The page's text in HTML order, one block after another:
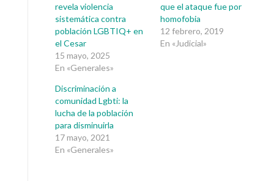
revela violencia
sistemática contra
población LGBTIQ+ en
el Cesar
15 mayo, 2025
En «Generales»
que el ataque fue por
homofobia
12 febrero, 2019
En «Judicial»
Discriminación a
comunidad Lgbti: la
lucha de la población
para disminuirla
17 mayo, 2021
En «Generales»